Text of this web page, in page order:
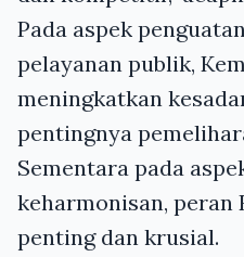
Pada aspek
pelayanan publik,
meningkatkan
pentingnya
Sementara pada
keharmonisan, peran
penting dan krusial.